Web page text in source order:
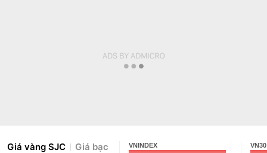
Giá vàng SJC Giá bạc VNINDEX VN30